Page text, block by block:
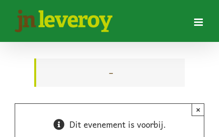
inhoud
–
Dit evenement is voorbij.
×